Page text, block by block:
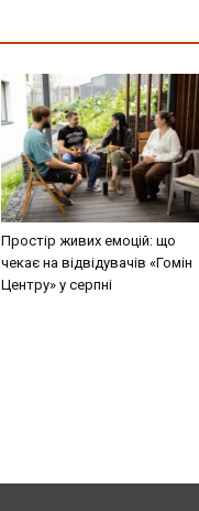
Простір живих емоцій: що
чекає на відвідувачів «Гомін
Центру» у серпні